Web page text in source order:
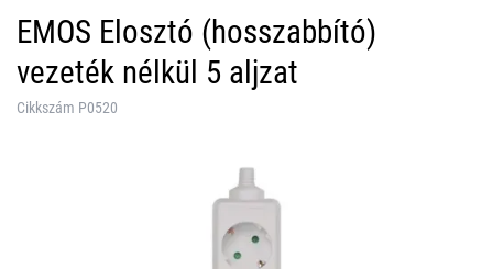
EMOS Elosztó (hosszabbító)
vezeték nélkül 5 aljzat
Cikkszám P0520